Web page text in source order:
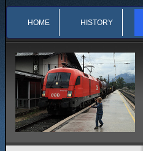
HOME HISTORY